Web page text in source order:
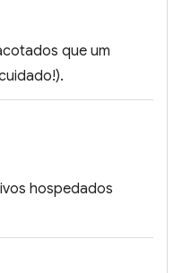
que um
hospedados